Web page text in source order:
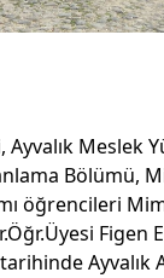
Ayvalık Meslek
Bölümü,
öğrencileri
Figen
Ayvalık